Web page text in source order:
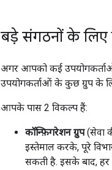
बड़े संगठनों के लिए
अगर आपको कई
उपयोगकर्ताओं के कुछ ग्रुप के
आपके पास 2 विकल्प हैं:
कॉन्फ़िगरेशन ग्रुप(सेवा
इस्तेमाल करके, पूरे
सकती है. इसके बाद, हर